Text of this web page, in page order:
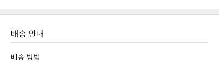
배송 안내
배송 방법